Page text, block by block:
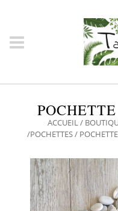
ACCUEIL/
/POCHETTES/